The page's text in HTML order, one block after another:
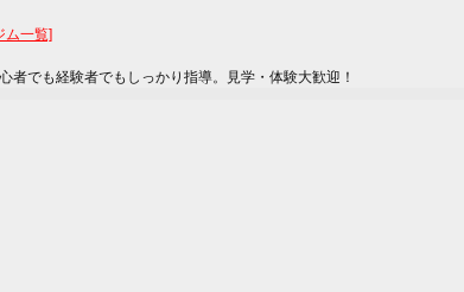
ム一覧]
でも経験者でもしっかり指導。見学・体験大歓迎！